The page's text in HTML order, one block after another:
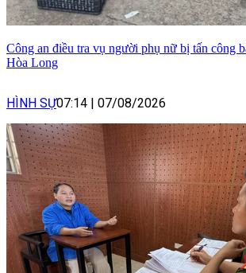
Công an điều tra vụ người phụ nữ bị tấn công
Hòa Long
HÌNH SỰ07:14 | 07/08/2026